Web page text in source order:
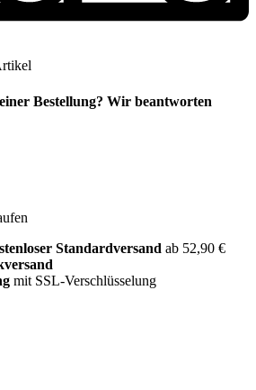
Bestellung? Wir beantworten
Standardversand ab 52,90 €
mit SSL-Verschlüsselung